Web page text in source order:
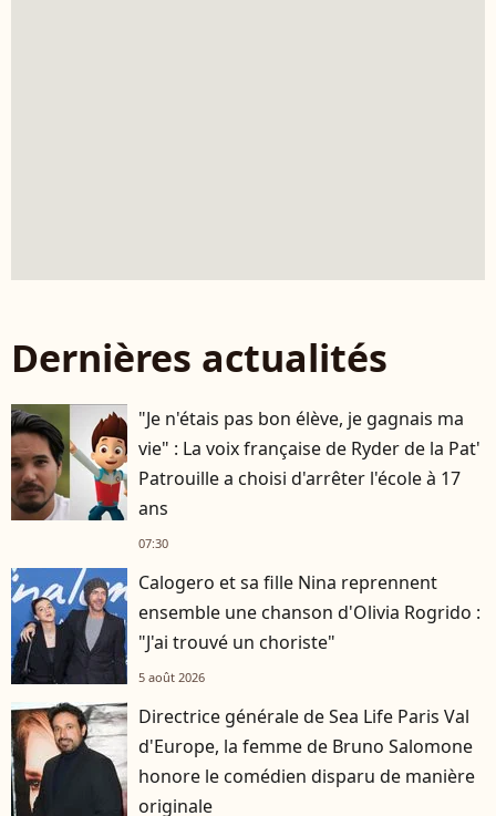
Dernières actualités
"Je n'étais pas bon élève, je gagnais ma
vie" : La voix française de Ryder de la Pat'
Patrouille a choisi d'arrêter l'école à 17
ans
07:30
Calogero et sa fille Nina reprennent
ensemble une chanson d'Olivia Rogrido :
"J'ai trouvé un choriste"
5 août 2026
Directrice générale de Sea Life Paris Val
d'Europe, la femme de Bruno Salomone
honore le comédien disparu de manière
originale